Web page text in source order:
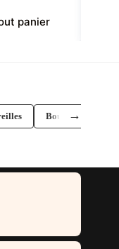
panier
Boucles
→